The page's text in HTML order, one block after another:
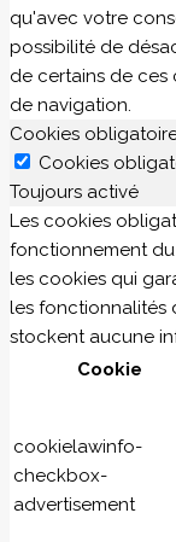
qu'avec votre
possibilité de
de certains de
de navigation.
Cookies
Cookies
Toujours activé
Les cookies
fonctionnement
les cookies qui
les fonctionnalités
stockent aucune
Cookie
cookielawinfo-
checkbox-
advertisement